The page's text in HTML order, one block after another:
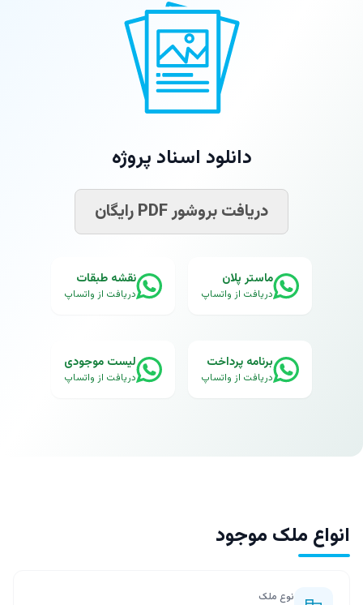
دانلود اسناد پروژه
دریافت بروشور PDF رایگان
ماستر پلان
دریافت از واتساپ
نقشه طبقات
دریافت از واتساپ
برنامه پرداخت
دریافت از واتساپ
لیست موجودی
دریافت از واتساپ
انواع ملک موجود
نوع ملک